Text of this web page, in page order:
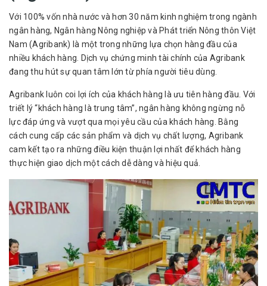
Với 100% vốn nhà nước và hơn 30 năm kinh nghiệm trong ngành
ngân hàng, Ngân hàng Nông nghiệp và Phát triển Nông thôn Việt
Nam (Agribank) là một trong những lựa chọn hàng đầu của
nhiều khách hàng. Dịch vụ chứng minh tài chính của Agribank
đang thu hút sự quan tâm lớn từ phía người tiêu dùng.
Agribank luôn coi lợi ích của khách hàng là ưu tiên hàng đầu. Với
triết lý “khách hàng là trung tâm”, ngân hàng không ngừng nỗ
lực đáp ứng và vượt qua mọi yêu cầu của khách hàng. Bằng
cách cung cấp các sản phẩm và dịch vụ chất lượng, Agribank
cam kết tạo ra những điều kiện thuận lợi nhất để khách hàng
thực hiện giao dịch một cách dễ dàng và hiệu quả.